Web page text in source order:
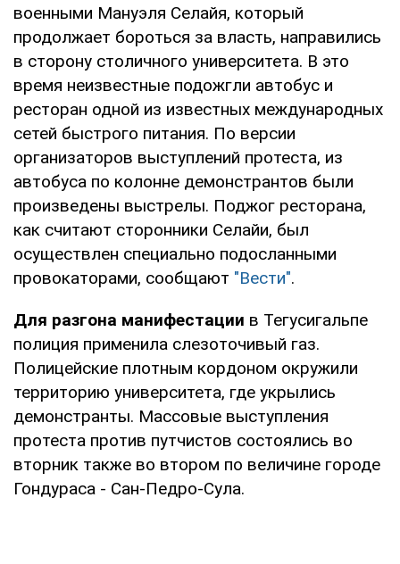
военными Мануэля Селайя, который
продолжает бороться за власть, направились
в сторону столичного университета. В это
время неизвестные подожгли автобус и
ресторан одной из известных международных
сетей быстрого питания. По версии
организаторов выступлений протеста, из
автобуса по колонне демонстрантов были
произведены выстрелы. Поджог ресторана,
как считают сторонники Селайи, был
осуществлен специально подосланными
провокаторами, сообщают "Вести".
Для разгона манифестации в Тегусигальпе
полиция применила слезоточивый газ.
Полицейские плотным кордоном окружили
территорию университета, где укрылись
демонстранты. Массовые выступления
протеста против путчистов состоялись во
вторник также во втором по величине городе
Гондураса - Сан-Педро-Сула.